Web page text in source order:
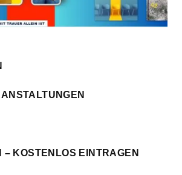
– KOSTENLOS EINTRAGEN